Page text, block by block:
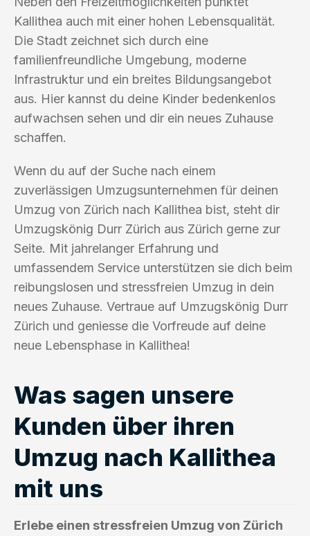
Kallithea auch mit einer hohen Lebensqualität.
Die Stadt zeichnet sich durch eine
familienfreundliche Umgebung, moderne
Infrastruktur und ein breites Bildungsangebot
aus. Hier kannst du deine Kinder bedenkenlos
aufwachsen sehen und dir ein neues Zuhause
schaffen.
Wenn du auf der Suche nach einem
zuverlässigen Umzugsunternehmen für deinen
Umzug von Zürich nach Kallithea bist, steht dir
Umzugskönig Durr Zürich aus Zürich gerne zur
Seite. Mit jahrelanger Erfahrung und
umfassendem Service unterstützen sie dich beim
reibungslosen und stressfreien Umzug in dein
neues Zuhause. Vertraue auf Umzugskönig Durr
Zürich und geniesse die Vorfreude auf deine
neue Lebensphase in Kallithea!
Was sagen unsere
Kunden über ihren
Umzug nach Kallithea
mit uns
Erlebe einen stressfreien Umzug von Zürich